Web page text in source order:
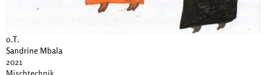
o.T.
Sandrine Mbala
2021
Mischtechnik